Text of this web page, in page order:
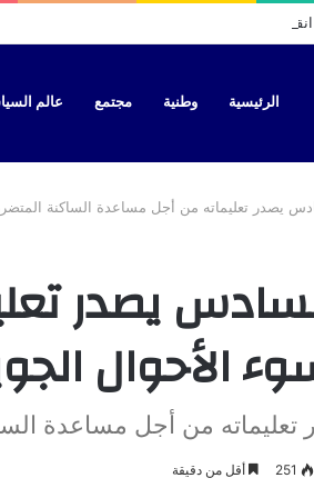
انقطاع المياة بالرماني يغضب الساكنة وسط صمت
الرئيسية وطنية مجتمع عالم
يصدر تعليماته من أجل مساعدة الساكنة
يصدر
الأحوال
من أجل مساعدة
251 أقل من دقيقة